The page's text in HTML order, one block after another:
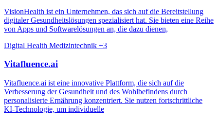
VisionHealth ist ein Unternehmen, das sich auf die Bereitstellung
digitaler Gesundheitslösungen spezialisiert hat. Sie bieten eine Reihe
von Apps und Softwarelösungen an, die dazu dienen,
Digital Health Medizintechnik +3
Vitafluence.ai
Vitafluence.ai ist eine innovative Plattform, die sich auf die
Verbesserung der Gesundheit und des Wohlbefindens durch
personalisierte Ernährung konzentriert. Sie nutzen fortschrittliche
KI-Technologie, um individuelle